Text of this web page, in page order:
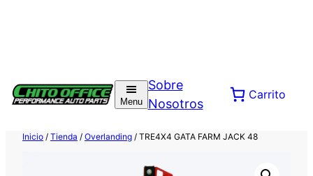
contenido
Menu
Sobre
Nosotros
Carrito
Inicio / Tienda / Overlanding / TRE4X4 GATA FARM JACK 48